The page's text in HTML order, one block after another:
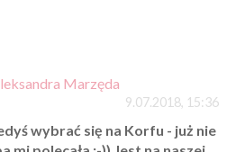
Marzęda
9.07.2018, 15:36
wybrać się na Korfu - już nie